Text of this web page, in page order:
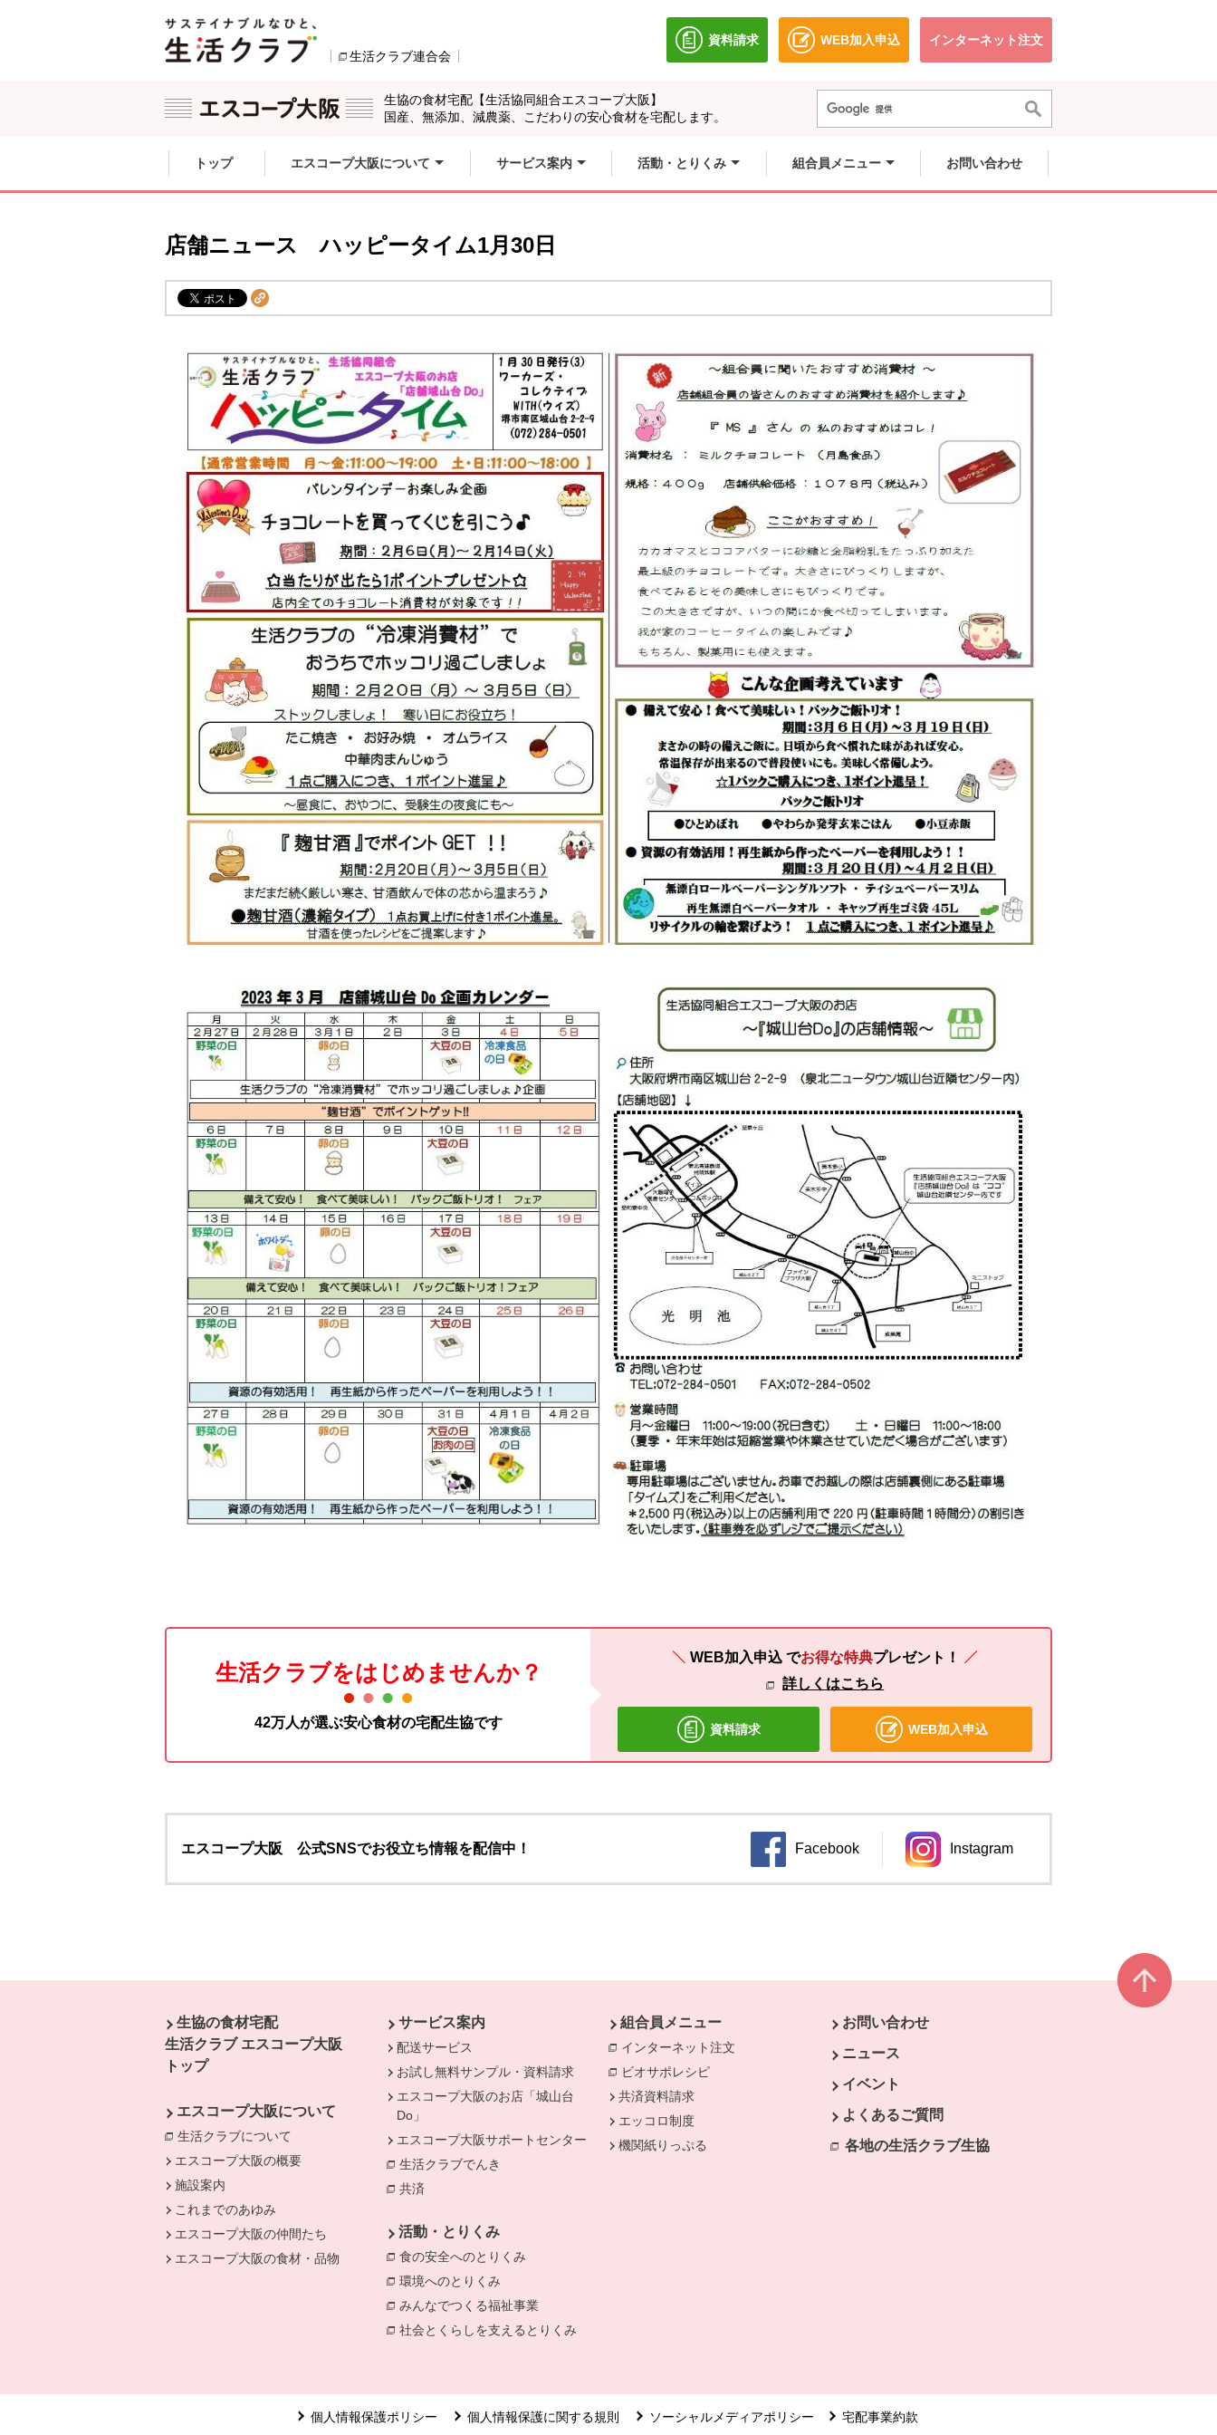
生活クラブ連合会
資料請求
別のウィンドウで開きます。
WEB加入申込
別のウィンドウで開きます。
インターネット注文別のウィンドウで開きます。
生協の食材宅配【生活協同組合エスコープ大阪】
国産、無添加、減農薬、こだわりの安心食材を宅配します。
ここからサイト内共通メニューです。
サイト内共通メニューをスキップする
トップ エスコープ大阪について サービス案内 活動・とりくみ 組合員メニュー お問い合わせ
店舗ニュース ハッピータイム1月30日
生活クラブをはじめませんか？
42万人が選ぶ安心食材の宅配生協です
WEB加入申込 でお得な特典プレゼント！
詳しくはこちら
資料請求 WEB加入申込
エスコープ大阪 公式SNSでお役立ち情報を配信中！ Facebook
別のウィンドウで開きます。
Instagram
別のウィンドウで開きます。
生協の食材宅配
生活クラブ エスコープ大阪
トップ
エスコープ大阪について
生活クラブについて
別のウィンドウで開きます。
エスコープ大阪の概要
施設案内
これまでのあゆみ
エスコープ大阪の仲間たち
エスコープ大阪の食材・品物
サービス案内
配送サービス
お試し無料サンプル・資料請求
エスコープ大阪のお店「城山台
Do」
エスコープ大阪サポートセンター
生活クラブでんき
別のウィンドウで開きます。
共済
活動・とりくみ
食の安全へのとりくみ
環境へのとりくみ
みんなでつくる福祉事業
社会とくらしを支えるとりくみ
組合員メニュー
インターネット注文 別のウィンドウで開きます。
ビオサポレシピ
共済資料請求
エッコロ制度
機関紙りっぷる
お問い合わせ
ニュース
イベント
よくあるご質問
各地の生活クラブ生協
個人情報保護ポリシー 個人情報保護に関する規則 ソーシャルメディアポリシー 宅配事業約款